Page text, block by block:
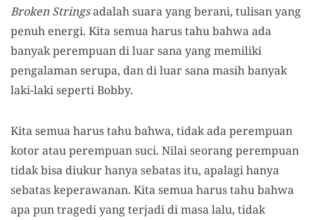
Broken Stringsadalah suara yang berani, tulisan yang
penuh energi. Kita semua harus tahu bahwa ada
banyak perempuan di luar sana yang memiliki
pengalaman serupa, dan di luar sana masih banyak
laki-laki seperti Bobby.
Kita semua harus tahu bahwa, tidak ada perempuan
kotor atau perempuan suci. Nilai seorang perempuan
tidak bisa diukur hanya sebatas itu, apalagi hanya
sebatas keperawanan. Kita semua harus tahu bahwa
apa pun tragedi yang terjadi di masa lalu, tidak